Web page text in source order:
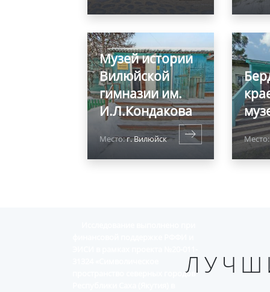
Музей истории
Вилюйской
гимназии им.
И.Л.Кондакова
Место:г. Вилюйск
пространство северных городов